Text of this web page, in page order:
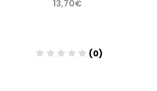
13,70€
(0)